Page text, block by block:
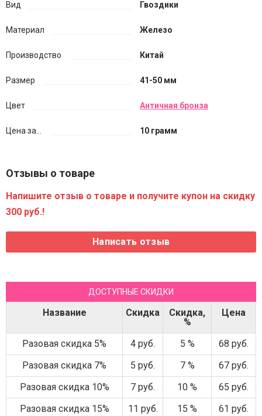
Вид Гвоздики
Материал Железо
Производство Китай
Размер 41-50 мм
Цвет Античная бронза
Цена за... 10 грамм
Отзывы о товаре
Напишите отзыв о товаре и получите купон на скидку
300 руб.!
ДОСТУПНЫЕ СКИДКИ
Название Скидка
Скидка,
%
Цена
Разовая скидка 5% 4 руб. 5 %
68 руб.
Разовая скидка 7%
5 руб. 7 %
67 руб.
Разовая скидка 10%
7 руб. 10 %
65 руб.
Разовая скидка 15%
11 руб. 15 %
61 руб.